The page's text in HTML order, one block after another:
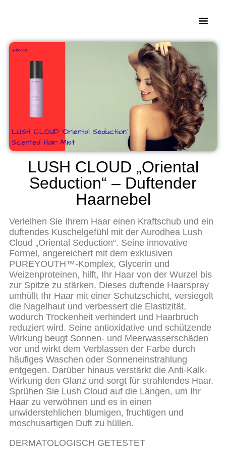
LUSH CLOUD „Oriental
Seduction“ – Duftender
Haarnebel
Verleihen Sie Ihrem Haar einen Kraftschub und ein
duftendes Kuschelgefühl mit der Aurodhea Lush
Cloud „Oriental Seduction“. Seine innovative
Formel, angereichert mit dem exklusiven
PUREYOUTH™-Komplex, Glycerin und
Weizenproteinen, hilft, Ihr Haar von der Wurzel bis
zur Spitze zu stärken. Dieses duftende Haarspray
umhüllt Ihr Haar mit einer Schutzschicht, versiegelt
die Nagelhaut und verbessert die Elastizität,
wodurch Trockenheit verhindert und Haarbruch
reduziert wird. Seine antioxidative und schützende
Wirkung beugt Sonnen- und Meerwasserschäden
vor und wirkt dem Verblassen der Farbe durch
häufiges Waschen oder Sonneneinstrahlung
entgegen. Darüber hinaus verstärkt die Anti-Kalk-
Wirkung den Glanz und sorgt für strahlendes Haar.
Sprühen Sie Lush Cloud auf die Längen, um Ihr
Haar zu verwöhnen und es in einen
unwiderstehlichen blumigen, fruchtigen und
moschusartigen Duft zu hüllen.
DERMATOLOGISCH GETESTET